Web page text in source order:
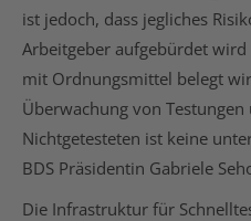
ist jedoch, dass jegliches
Arbeitgeber aufgebürdet
mit Ordnungsmittel belegt
Überwachung von
Nichtgetesteten ist keine
BDS Präsidentin Gabriele
Die Infrastruktur für